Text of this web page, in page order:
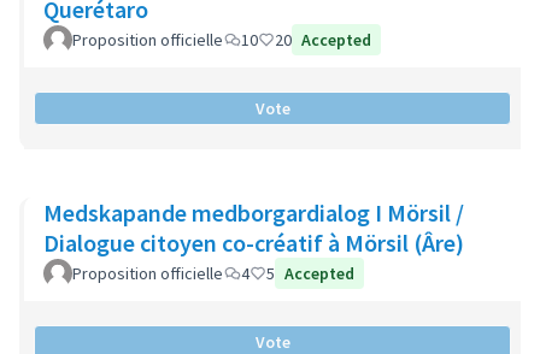
Querétaro
Proposition officielle 10 20 Accepted
Vote
Medskapande medborgardialog I Mörsil /
Dialogue citoyen co-créatif à Mörsil (Âre)
Proposition officielle 4 5 Accepted
Vote